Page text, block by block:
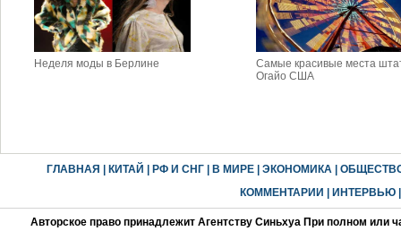
Неделя моды в Берлине
Самые красивые места
Огайо США
ГЛАВНАЯ КИТАЙ РФ И СНГ| В МИРЕ| ЭКОНОМИКА|
КОММЕНТАРИИ
ИНТЕРВЬЮ
Авторское право принадлежит Агентству Синьхуа При полном или